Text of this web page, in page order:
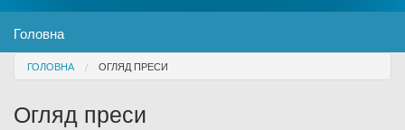
MENU
Головна
Про організацію
Доступ до публічної інформації
You are here
ГОЛОВНА ОГЛЯД ПРЕСИ
Огляд преси